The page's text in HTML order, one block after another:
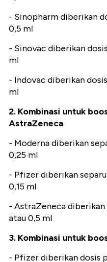
- Sinopharm diberikan
0,5 ml
- Sinovac diberikan
ml
- Indovac diberikan
ml
2. Kombinasi untuk
AstraZeneca
- Moderna diberikan
0,25 ml
- Pfizer diberikan
0,15 ml
- AstraZeneca
atau 0,5 ml
3. Kombinasi untuk
- Pfizer diberikan dosis